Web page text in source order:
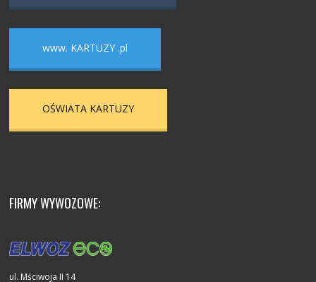
www. KARTUZY .pl
OŚWIATA KARTUZY
FIRMY WYWOZOWE:
ul. Mściwoja II 14